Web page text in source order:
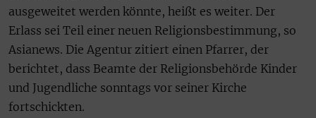
ausgeweitet werden könnte, heißt es weiter. Der
Erlass sei Teil einer neuen Religionsbestimmung, so
Asianews. Die Agentur zitiert einen Pfarrer, der
berichtet, dass Beamte der Religionsbehörde Kinder
und Jugendliche sonntags vor seiner Kirche
fortschickten.